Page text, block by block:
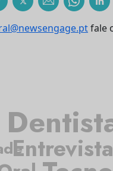
fale
Entrevista